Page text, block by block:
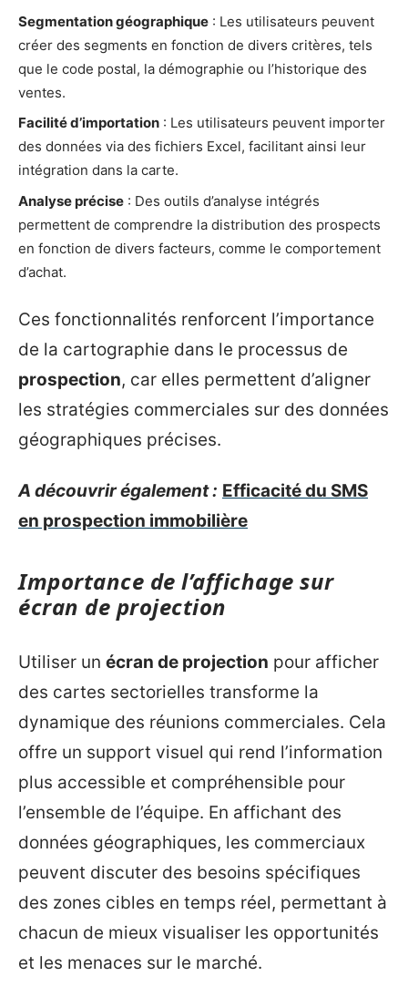
Segmentation géographique : Les utilisateurs peuvent
créer des segments en fonction de divers critères, tels
que le code postal, la démographie ou l’historique des
ventes.
Facilité d’importation : Les utilisateurs peuvent importer
des données via des fichiers Excel, facilitant ainsi leur
intégration dans la carte.
Analyse précise : Des outils d’analyse intégrés
permettent de comprendre la distribution des prospects
en fonction de divers facteurs, comme le comportement
d’achat.
Ces fonctionnalités renforcent l’importance
de la cartographie dans le processus de
prospection, car elles permettent d’aligner
les stratégies commerciales sur des données
géographiques précises.
A découvrir également : Efficacité du SMS
en prospection immobilière
Importance de l’affichage sur
écran de projection
Utiliser un écran de projection pour afficher
des cartes sectorielles transforme la
dynamique des réunions commerciales. Cela
offre un support visuel qui rend l’information
plus accessible et compréhensible pour
l’ensemble de l’équipe. En affichant des
données géographiques, les commerciaux
peuvent discuter des besoins spécifiques
des zones cibles en temps réel, permettant à
chacun de mieux visualiser les opportunités
et les menaces sur le marché.